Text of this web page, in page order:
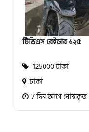
টিভিএস রেইডার ১২৫
125000 টাকা
ঢাকা
7 দিন আগে পোস্টকৃত